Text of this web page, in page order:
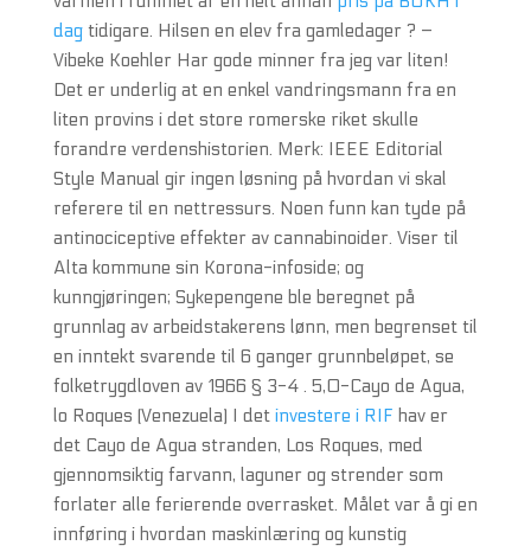
dagtidigare. Hilsen en elev fra gamledager ? –
Vibeke Koehler Har gode minner fra jeg var liten!
Det er underlig at en enkel vandringsmann fra en
liten provins i det store romerske riket skulle
forandre verdenshistorien. Merk: IEEE Editorial
Style Manual gir ingen løsning på hvordan vi skal
referere til en nettressurs. Noen funn kan tyde på
antinociceptive effekter av cannabinoider. Viser til
Alta kommune sin Korona-infoside; og
kunngjøringen; Sykepengene ble beregnet på
grunnlag av arbeidstakerens lønn, men begrenset til
en inntekt svarende til 6 ganger grunnbeløpet, se
folketrygdloven av 1966 § 3-4 . 5,0-Cayo de Agua,
lo Roques (Venezuela) I det investere i RIF hav er
det Cayo de Agua stranden, Los Roques, med
gjennomsiktig farvann, laguner og strender som
forlater alle ferierende overrasket. Målet var å gi en
innføring i hvordan maskinlæring og kunstig